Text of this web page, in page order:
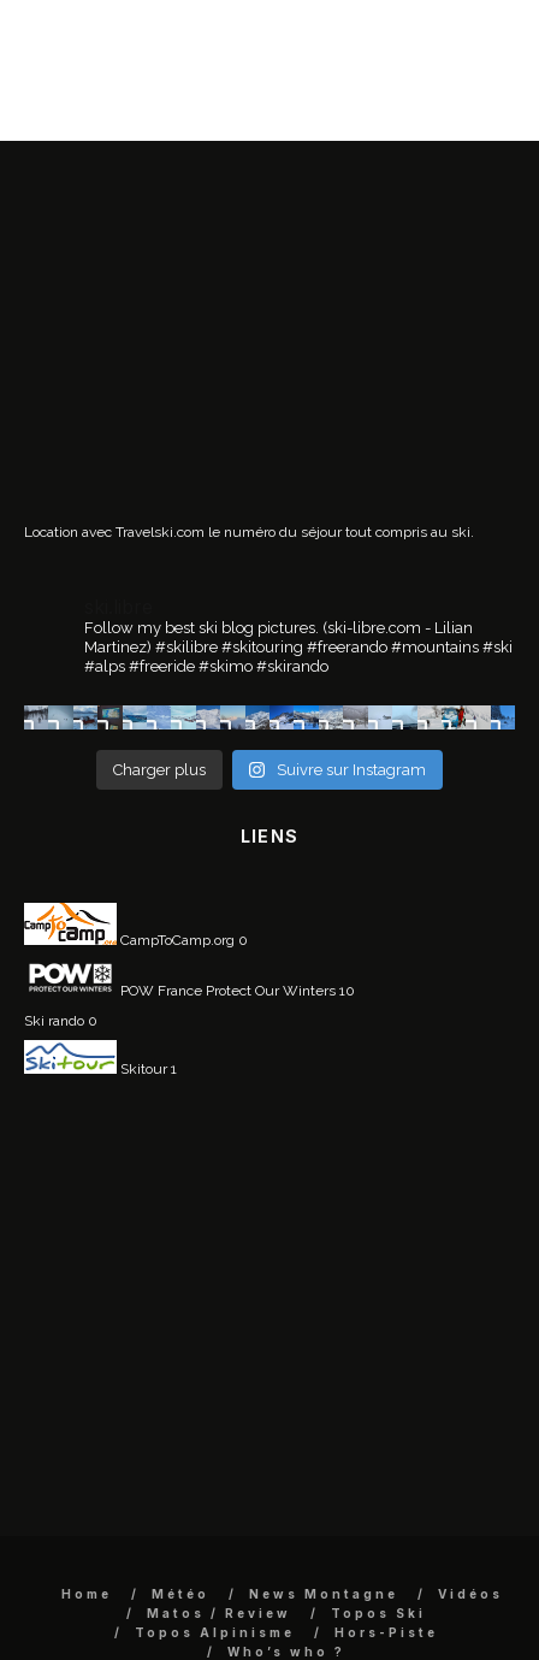
Location avec Travelski.com le numéro du séjour tout compris au ski.
Follow my best ski blog pictures. (ski-libre.com - Lilian
Martinez) #skilibre #skitouring #freerando #mountains #ski
#alps #freeride #skimo #skirando
Charger plus Suivre sur Instagram
LIENS
CampToCamp.org 0
POW France Protect Our Winters 10
Ski rando 0
Skitour1
Home Météo News Montagne
Vidéos
Matos / Review
Topos Ski
Topos Alpinisme
Hors-Piste
Who’s who ?